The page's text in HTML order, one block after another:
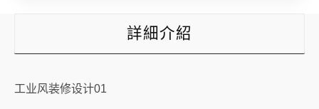
詳細介紹
工业风装修设计01